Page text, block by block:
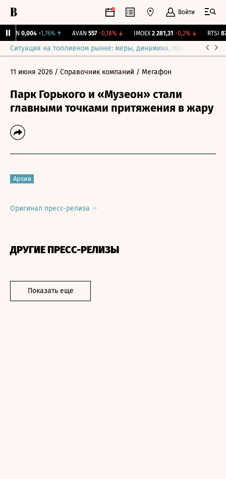
Войти
0,004 +1,76%↑ AVAN 557 -0,18%↓ IMOEX 2 281,31 -0,2%↓ RTSI
Ситуация на топливном рынке: меры, динамика, прогнозы
11 июня 2026 / Справочник компаний / Мегафон
Парк Горького и «Музеон» стали
главными точками притяжения в жару
Архив
Оригинал пресс-релиза
ДРУГИЕ ПРЕСС-РЕЛИЗЫ
Показать еще